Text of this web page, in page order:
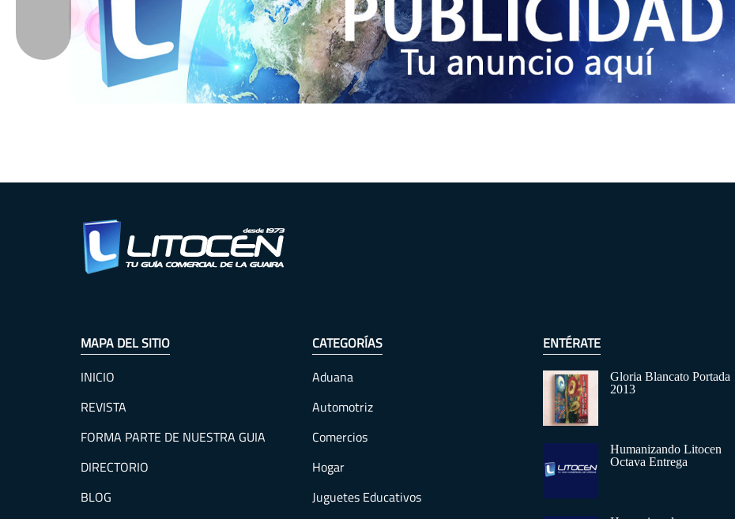
MAPA DEL SITIO
INICIO
REVISTA
FORMA PARTE DE NUESTRA GUIA
DIRECTORIO
BLOG
CATEGORÍAS
Aduana
Automotriz
Comercios
Hogar
Juguetes Educativos
ENTÉRATE
Gloria Blancato Portada
2013
Humanizando Litocen
Octava Entrega